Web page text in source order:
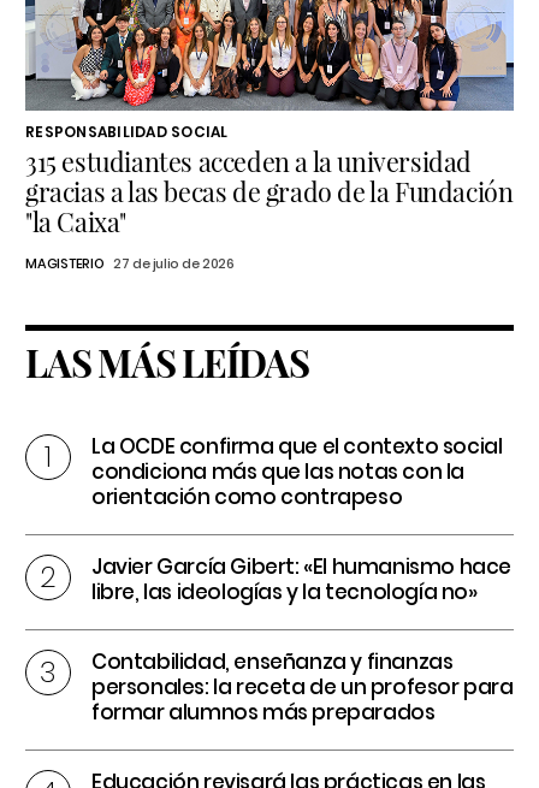
RESPONSABILIDAD SOCIAL
315 estudiantes acceden a la universidad
gracias a las becas de grado de la Fundación
"la Caixa"
MAGISTERIO 27 de julio de 2026
LAS MÁS LEÍDAS
La OCDE confirma que el contexto social
condiciona más que las notas con la
orientación como contrapeso
Javier García Gibert: «El humanismo hace
libre, las ideologías y la tecnología no»
Contabilidad, enseñanza y finanzas
personales: la receta de un profesor para
formar alumnos más preparados
Educación revisará las prácticas en las